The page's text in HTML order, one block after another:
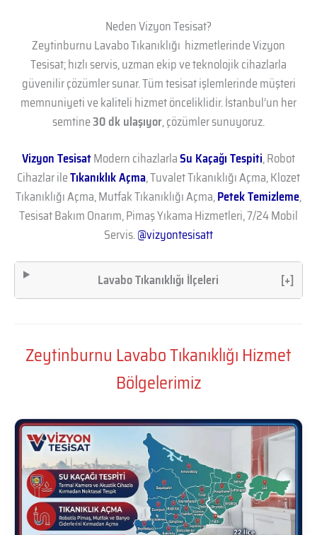
Neden Vizyon Tesisat?
Zeytinburnu Lavabo Tıkanıklığı hizmetlerinde Vizyon
Tesisat; hızlı servis, uzman ekip ve teknolojik cihazlarla
güvenilir çözümler sunar. Tüm tesisat işlemlerinde müşteri
memnuniyeti ve kaliteli hizmet önceliklidir. İstanbul’un her
semtine30 dk ulaşıyor, çözümler sunuyoruz.
Vizyon TesisatModern cihazlarlaSu Kaçağı Tespiti, Robot
Cihazlar ileTıkanıklık Açma, Tuvalet Tıkanıklığı Açma, Klozet
Tıkanıklığı Açma, Mutfak Tıkanıklığı Açma,Petek Temizleme,
Tesisat Bakım Onarım, Pimaş Yıkama Hizmetleri, 7/24 Mobil
Servis.@vizyontesisatt
Lavabo Tıkanıklığı İlçeleri [+]
Zeytinburnu Lavabo Tıkanıklığı Hizmet
Bölgelerimiz